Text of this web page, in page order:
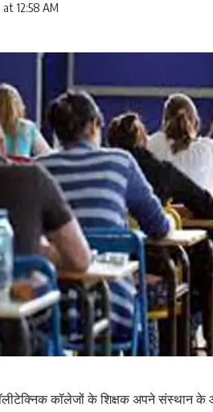
12:58 AM
कॉलेजों के शिक्षक अपने संस्थान के